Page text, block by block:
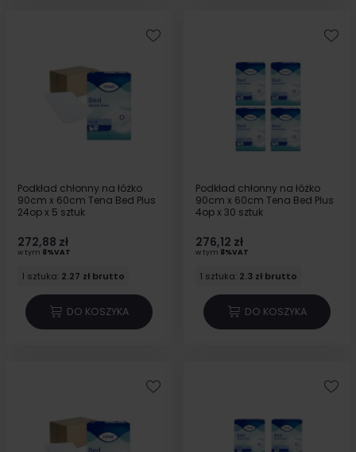
Podkład chłonny na łóżko
90cm x 60cm Tena Bed Plus
24op x 5 sztuk
272,88 zł
w tym 8%VAT
1 sztuka: 2.27 zł brutto
DO KOSZYKA
Podkład chłonny na łóżko
90cm x 60cm Tena Bed Plus
4op x 30 sztuk
276,12 zł
w tym 8%VAT
1 sztuka: 2.3 zł brutto
DO KOSZYKA